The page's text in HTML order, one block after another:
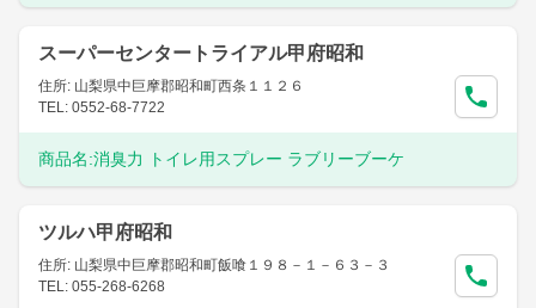
スーパーセンタートライアル甲府昭和
住所: 山梨県中巨摩郡昭和町西条１１２６
TEL: 0552-68-7722
商品名:消臭力 トイレ用スプレー ラブリーブーケ
ツルハ甲府昭和
住所: 山梨県中巨摩郡昭和町飯喰１９８－１－６３－３
TEL: 055-268-6268